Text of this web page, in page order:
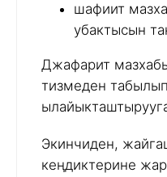
шафиит
убактысын
Джафарит
тизмеден
Экинчиден,
кеңдиктерине